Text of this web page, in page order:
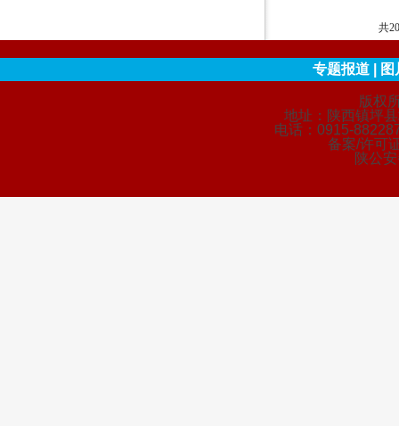
共
专题报道
版权
地址：陕西镇坪
电话：0915-
备案/许可
陕公